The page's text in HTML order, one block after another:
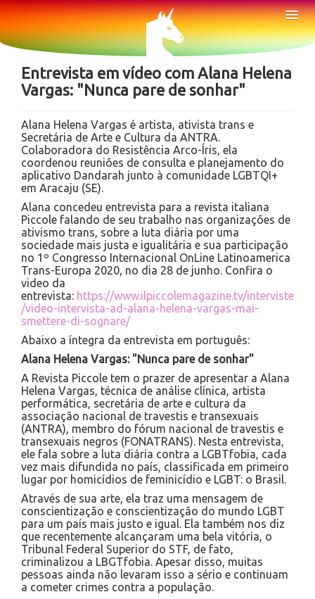
Sobre
Notícias
Entrevista em vídeo com Alana Helena
Vargas: "Nunca pare de sonhar"
Alana Helena Vargas é artista, ativista trans e
Secretária de Arte e Cultura da ANTRA.
Colaboradora do Resistência Arco-Íris, ela
coordenou reuniões de consulta e planejamento do
aplicativo Dandarah junto à comunidade LGBTQI+
em Aracaju (SE).
Alana concedeu entrevista para a revista italiana
Piccole falando de seu trabalho nas organizações de
ativismo trans, sobre a luta diária por uma
sociedade mais justa e igualitária e sua participação
no 1º Congresso Internacional OnLine Latinoamerica
Trans-Europa 2020, no dia 28 de junho. Confira o
video da
entrevista: https://www.ilpiccolemagazine.tv/interviste
/video-intervista-ad-alana-helena-vargas-mai-
smettere-di-sognare/
Abaixo a íntegra da entrevista em português:
Alana Helena Vargas: "Nunca pare de sonhar"
A Revista Piccole tem o prazer de apresentar a Alana
Helena Vargas, técnica de análise clínica, artista
performática, secretária de arte e cultura da
associação nacional de travestis e transexuais
(ANTRA), membro do fórum nacional de travestis e
transexuais negros (FONATRANS). Nesta entrevista,
ele fala sobre a luta diária contra a LGBTfobia, cada
vez mais difundida no país, classificada em primeiro
lugar por homicídios de feminicídio e LGBT: o Brasil.
Através de sua arte, ela traz uma mensagem de
conscientização e conscientização do mundo LGBT
para um país mais justo e igual. Ela também nos diz
que recentemente alcançaram uma bela vitória, o
Tribunal Federal Superior do STF, de fato,
criminalizou a LBGTfobia. Apesar disso, muitas
pessoas ainda não levaram isso a sério e continuam
a cometer crimes contra a população.